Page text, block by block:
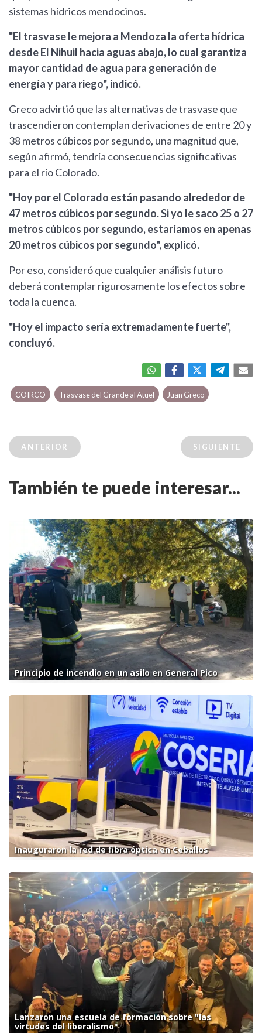
sistemas hídricos mendocinos.
"El trasvase le mejora a Mendoza la oferta hídrica
desde El Nihuil hacia aguas abajo, lo cual garantiza
mayor cantidad de agua para generación de
energía y para riego", indicó.
Greco advirtió que las alternativas de trasvase que
trascendieron contemplan derivaciones de entre 20 y
38 metros cúbicos por segundo, una magnitud que,
según afirmó, tendría consecuencias significativas
para el río Colorado.
"Hoy por el Colorado están pasando alrededor de
47 metros cúbicos por segundo. Si yo le saco 25 o 27
metros cúbicos por segundo, estaríamos en apenas
20 metros cúbicos por segundo", explicó.
Por eso, consideró que cualquier análisis futuro
deberá contemplar rigurosamente los efectos sobre
toda la cuenca.
"Hoy el impacto sería extremadamente fuerte",
concluyó.
COIRCO Trasvase del Grande al Atuel Juan Greco
ANTERIOR SIGUIENTE
También te puede interesar...
Principio de incendio en un asilo en General Pico
Inauguraron la red de fibra óptica en Ceballos
Lanzaron una escuela de formación sobre "las
virtudes del liberalismo"